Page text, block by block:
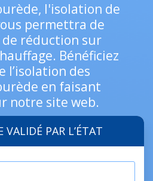
l'isolation de
permettra de
de réduction sur
Bénéficiez
l’isolation des
en faisant
notre site web.
VALIDÉ PAR L’ÉTAT